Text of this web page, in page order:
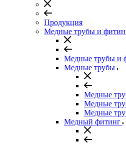
Продукция
Медные трубы и
Медные трубы и
Медные трубы
Медные
Медные
Медные
Медный фитинг